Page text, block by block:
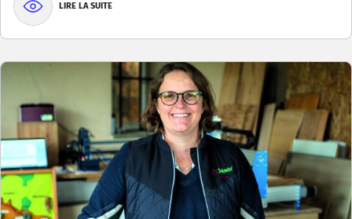
LIRE LA SUITE